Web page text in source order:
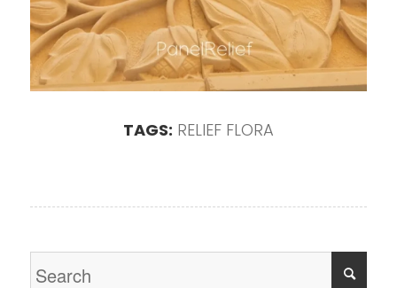
TAGS: RELIEF FLORA